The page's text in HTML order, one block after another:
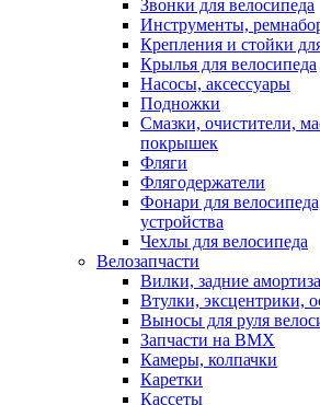
Звонки для велосипеда
Инструменты,
Крепления и стойки
Крылья для велосипеда
Насосы, аксессуары
Подножки
Смазки, очистители,
покрышек
Фляги
Флягодержатели
Фонари для
устройства
Чехлы для велосипеда
Велозапчасти
Вилки, задние
Втулки, эксцентрики,
Выносы для руля
Запчасти на BMX
Камеры, колпачки
Каретки
Кассеты